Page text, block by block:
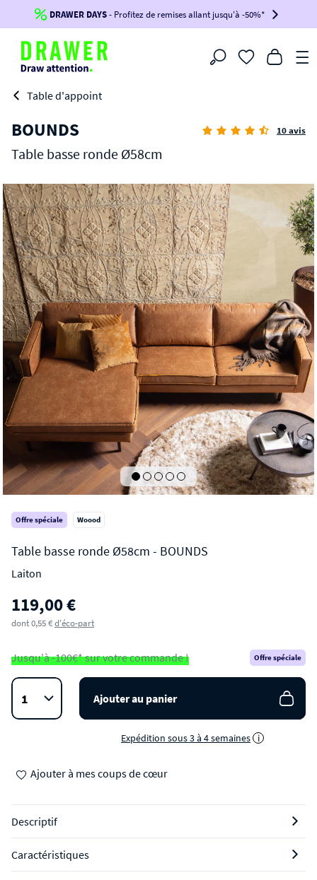
Jusqu'à-100€*sur votre commande !
BIKINI100
-voir conditions en bas de page-
DRAWER DAYS- Profitez de remises allant jusqu'à -50%*
Filtrer
Table d'appoint
BOUNDS
Table basse ronde Ø58cm
10 avis
Offre spéciale Woood
BOUNDS
Table basse ronde Ø58cm
Laiton
119,00 €
dont 0,55 €d'éco-part
Jusqu'à -100€* sur votre commande ! Offre spéciale
Ajouter au panier
Expédition sous 3 à 4 semaines i
Ajouter à mes coups de cœur
Descriptif
Caractéristiques